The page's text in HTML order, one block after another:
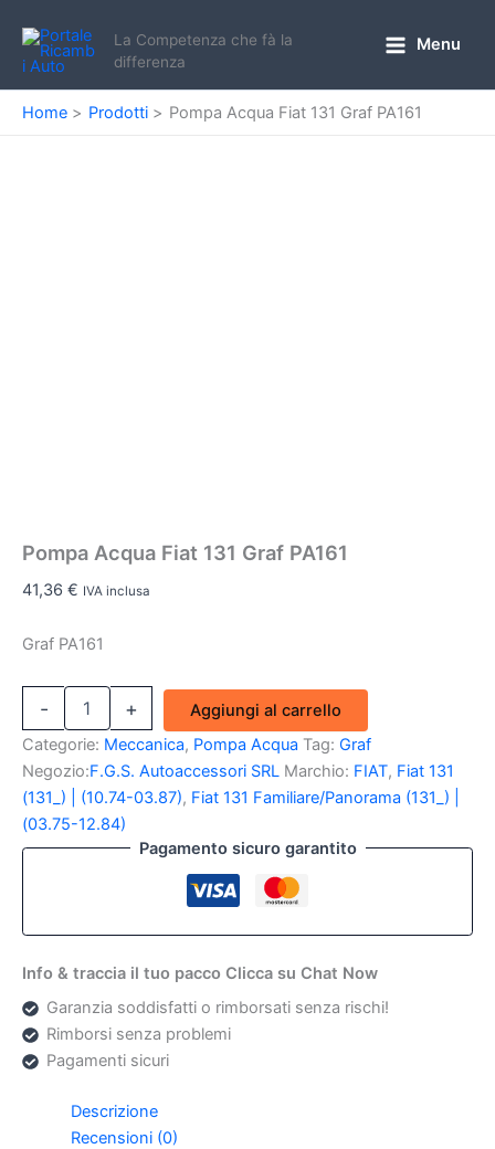
contenuto
La Competenza che fà la
differenza
Menu
Menu
Home Prodotti Pompa Acqua Fiat 131 Graf PA161
Pompa Acqua Fiat 131 Graf PA161
41,36 € IVA inclusa
Graf PA161
-
Pompa
Fiat
131
Graf
PA161
quantità
+
Aggiungi al carrello
Categorie: Meccanica, Pompa Acqua Tag: Graf
Negozio:F.G.S. Autoaccessori SRL Marchio: FIAT, Fiat 131
(131_) | (10.74-03.87), Fiat 131 Familiare/Panorama (131_) |
(03.75-12.84)
Pagamento sicuro garantito
Info & traccia il tuo pacco Clicca su Chat Now
Garanzia soddisfatti o rimborsati senza rischi!
Rimborsi senza problemi
Pagamenti sicuri
Descrizione
Recensioni (0)